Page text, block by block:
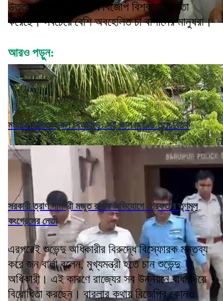
উত্তরবঙ্গের মানুষের সঙ্গে বিজেপি বিশ্বাসঘাতকতা
করেছে। সবচেয়ে বেশি অবহেলিত চা বাগানের মানুষরা।
আরও পড়ুন:
মমতার অফিসে ঢুকল সিআইডি: সই জাল কাণ্ডে তুঙ্গে বিতর্ক
সরকারী ত্রাণ সামগ্রী মজুত রাখার অভিযোগে গ্রেফতার তৃণমূল
কংগ্রেসের নেতা
এরপরেই শুভেন্দু অধিকারীর বিরুদ্ধে বিস্ফোরক মন্তব্য
করে জন বার্লা বলেন, মুখ্যমন্ত্রী হতে চান শুভেন্দু
অধিকারী। এই কারণে রাজ্যের সব উন্নয়নে বাধা দিয়ে
বিরোধিতা করছেন। বারলার কথায় বিজেপির কোনও